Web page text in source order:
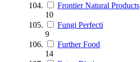
Frontier Natural Products
10
Fungi Perfecti
9
Further Food
14